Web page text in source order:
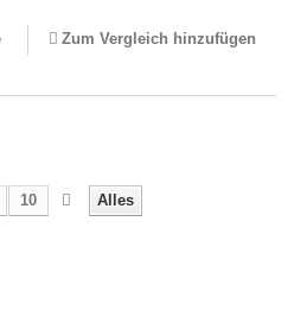
Zum Vergleich hinzufügen
Alles
10